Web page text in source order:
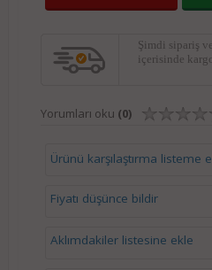
Şimdi sipariş
içerisinde
Yorumları oku (0)
Ürünü karşılaştırma listeme
Fiyatı düşünce bildir
Aklımdakiler listesine ekle